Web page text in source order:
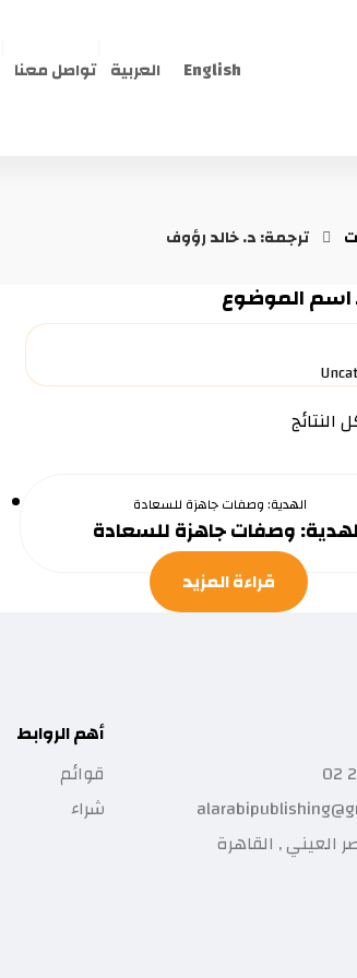
تواصل معنا العربية English
ترجمة: د. خالد رؤوف
اسم الموضوع
وصفات جاهزة للسعادة
قراءة المزيد
أهم الروابط
قوائم
شراء